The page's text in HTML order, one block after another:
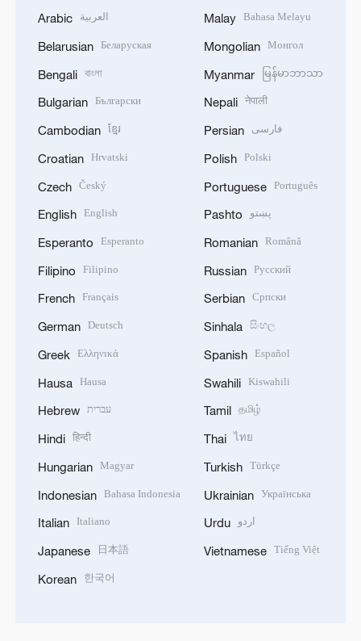
Arabic العربية
Belarusian Беларуская
Bengali বাংলা
Bulgarian Български
Cambodian ខ្មែរ
Croatian Hrvatski
Czech Český
English English
Esperanto Esperanto
Filipino Filipino
French Français
German Deutsch
Greek Ελληνικά
Hausa Hausa
Hebrew עברית
Hindi हिन्दी
Hungarian Magyar
Indonesian Bahasa Indonesia
Italian Italiano
Japanese 日本語
Korean 한국어
Malay Bahasa Melayu
Mongolian Монгол
Myanmar မြန်မာဘာသာ
Nepali नेपाली
Persian فارسی
Polish Polski
Portuguese Português
Pashto پښتو
Romanian Română
Russian Русский
Serbian Српски
Sinhala සිංහල
Spanish Español
Swahili Kiswahili
Tamil தமிழ்
Thai ไทย
Turkish Türkçe
Ukrainian Українська
Urdu اردو
Vietnamese Tiếng Việt